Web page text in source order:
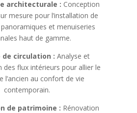
architecturale : Conception
mesure pour l’installation de
et menuiseries
haut de gamme.
de circulation : Analyse et
des flux intérieurs pour allier le
l’ancien au confort de vie
contemporain.
de patrimoine : Rénovation